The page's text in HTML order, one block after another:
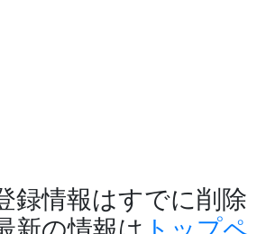
録情報はすでに削除